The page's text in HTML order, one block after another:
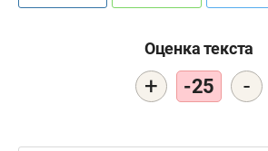
Оценка текста
+ -25 -